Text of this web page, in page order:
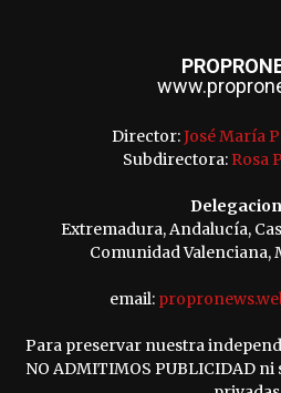
Director:José María
Subdirectora: Rosa
Extremadura, Andalucía,
Comunidad Valenciana,
email:
Para preservar nuestra
NO ADMITIMOS PUBLICIDAD